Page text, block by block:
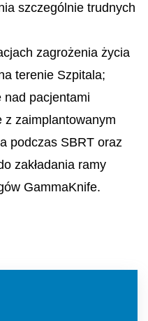
szczególnie trudnych
zagrożenia życia
terenie Szpitala;
nad pacjentami
z zaimplantowanym
podczas SBRT oraz
zakładania ramy
GammaKnife.